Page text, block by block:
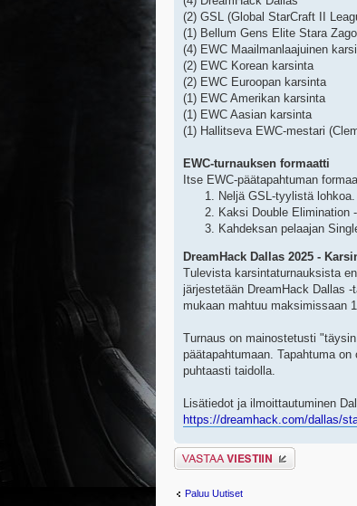
(2) GSL (Global StarCraft II
(1) Bellum Gens Elite Stara
(4) EWC Maailmanlaajuinen
(2) EWC Korean karsinta
(2) EWC Euroopan karsinta
(1) EWC Amerikan karsinta
(1) EWC Aasian karsinta
(1) Hallitseva EWC-mestari
EWC-turnauksen formaatti
Itse EWC-päätapahtuman
Neljä GSL-tyylistä lohkoa.
Kaksi Double Elimination -
Kahdeksan pelaajan
DreamHack Dallas 2025 -
Tulevista karsintaturnauksista
järjestetään DreamHack Dallas
mukaan mahtuu maksimissaan
Turnaus on mainostetusti
päätapahtumaan. Tapahtuma
puhtaasti taidolla.
Lisätiedot ja ilmoittautuminen
https://dreamhack.com/dallas/
Lähetä vastaus
Paluu Uutiset